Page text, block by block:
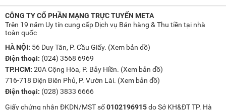
CÔNG TY CỔ PHẦN MẠNG TRỰC TUYẾN META
Trên 19 năm Uy tín cung cấp Dịch vụ Bán hàng & Thu tiền tại nhà
toàn quốc
HÀ NỘI: 56 Duy Tân, P. Cầu Giấy. (Xem bản đồ)
Điện thoại: (024) 3568 6969
TP.HCM: 20A Cộng Hòa, P. Bảy Hiền. (Xem bản đồ)
716-718 Điện Biên Phủ, P. Vườn Lài. (Xem bản đồ)
Điện thoại: (028) 3833 6666
Giấy chứng nhận ĐKDN/MST số0102196915do Sở KH&ĐT TP. Hà